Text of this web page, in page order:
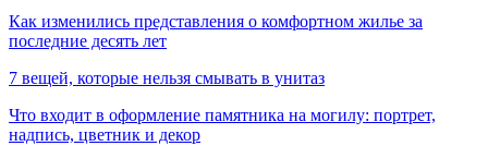
Как изменились представления о комфортном жилье за
последние десять лет
7 вещей, которые нельзя смывать в унитаз
Что входит в оформление памятника на могилу: портрет,
надпись, цветник и декор